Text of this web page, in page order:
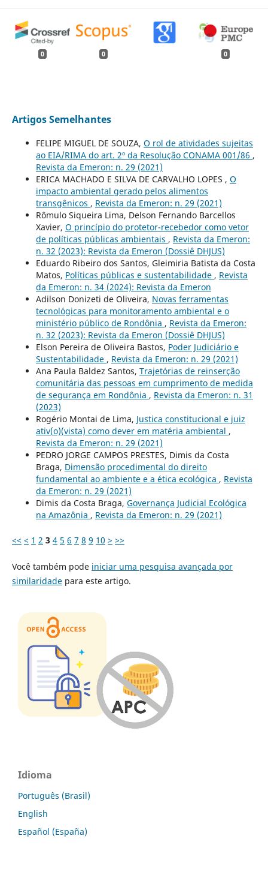
0 0 0
Artigos Semelhantes
FELIPE MIGUEL DE SOUZA, O rol de atividades sujeitas
ao EIA/RIMA do art. 2º da Resolução CONAMA 001/86 ,
Revista da Emeron: n. 29 (2021)
ERICA MACHADO E SILVA DE CARVALHO LOPES , O
impacto ambiental gerado pelos alimentos
transgênicos , Revista da Emeron: n. 29 (2021)
Rômulo Siqueira Lima, Delson Fernando Barcellos
Xavier, O princípio do protetor-recebedor como vetor
de políticas públicas ambientais , Revista da Emeron:
n. 32 (2023): Revista da Emeron (Dossiê DHJUS)
Eduardo Ribeiro dos Santos, Gleimiria Batista da Costa
Matos, Políticas públicas e sustentabilidade , Revista
da Emeron: n. 34 (2024): Revista da Emeron
Adilson Donizeti de Oliveira, Novas ferramentas
tecnológicas para monitoramento ambiental e o
ministério público de Rondônia , Revista da Emeron:
n. 32 (2023): Revista da Emeron (Dossiê DHJUS)
Elson Pereira de Oliveira Bastos, Poder Judiciário e
Sustentabilidade , Revista da Emeron: n. 29 (2021)
Ana Paula Baldez Santos, Trajetórias de reinserção
comunitária das pessoas em cumprimento de medida
de segurança em Rondônia , Revista da Emeron: n. 31
(2023)
Rogério Montai de Lima, Justica constitucional e juiz
ativ(o)(vista) como dever em matéria ambiental ,
Revista da Emeron: n. 29 (2021)
PEDRO JORGE CAMPOS PRESTES, Dimis da Costa
Braga, Dimensão procedimental do direito
fundamental ao ambiente e a ética ecológica , Revista
da Emeron: n. 29 (2021)
Dimis da Costa Braga, Governança Judicial Ecológica
na Amazônia , Revista da Emeron: n. 29 (2021)
<< < 1 2 3 4 5 6 7 8 9 10 > >>
Você também pode iniciar uma pesquisa avançada por
similaridadepara este artigo.
Idioma
Português (Brasil)
English
Español (España)